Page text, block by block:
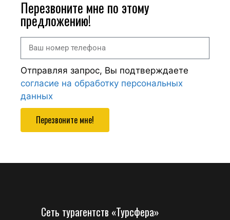
Перезвоните мне по этому
предложению!
Отправляя запрос, Вы подтверждаете
согласие на обработку персональных
данных
Перезвоните мне!
Сеть турагентств «Турсфера»